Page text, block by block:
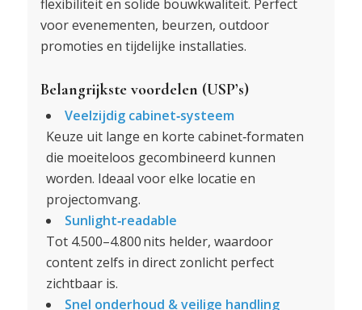
flexibiliteit en solide bouwkwaliteit. Perfect
voor evenementen, beurzen, outdoor
promoties en tijdelijke installaties.
Belangrijkste voordelen (USP’s)
Veelzijdig cabinet‑systeem
Keuze uit lange en korte cabinet‑formaten
die moeiteloos gecombineerd kunnen
worden. Ideaal voor elke locatie en
projectomvang.
Sunlight‑readable
Tot 4.500–4.800 nits helder, waardoor
content zelfs in direct zonlicht perfect
zichtbaar is.
Snel onderhoud & veilige handling